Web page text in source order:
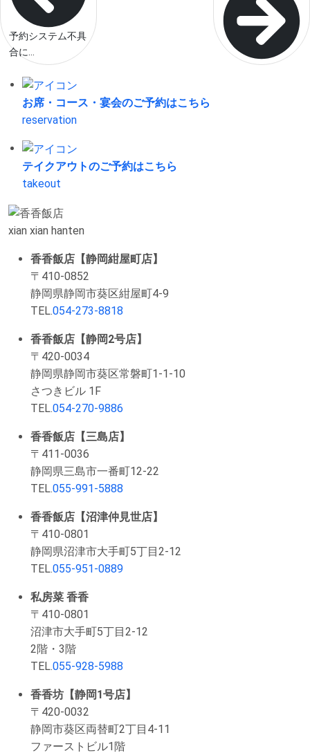
予約システム不具
合に...
お席・コース・宴会のご予約はこちら
reservation
テイクアウトのご予約はこちら
takeout
xian xian hanten
香香飯店【静岡紺屋町店】
〒410-0852
静岡県静岡市葵区紺屋町4-9
TEL.054-273-8818
香香飯店【静岡2号店】
〒420-0034
静岡県静岡市葵区常磐町1-1-10
さつきビル 1F
TEL.054-270-9886
香香飯店【三島店】
〒411-0036
静岡県三島市一番町12-22
TEL.055-991-5888
香香飯店【沼津仲見世店】
〒410-0801
静岡県沼津市大手町5丁目2-12
TEL.055-951-0889
私房菜 香香
〒410-0801
沼津市大手町5丁目2-12
2階・3階
TEL.055-928-5988
香香坊【静岡1号店】
〒420-0032
静岡市葵区両替町2丁目4-11
ファーストビル1階